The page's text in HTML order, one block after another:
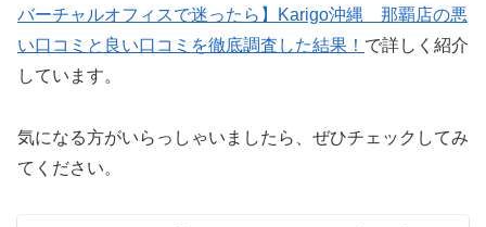
バーチャルオフィスで迷ったら】Karigo沖縄 那覇店の悪
い口コミと良い口コミを徹底調査した結果！ で詳しく紹介
しています。
気になる方がいらっしゃいましたら、ぜひチェックしてみ
てください。